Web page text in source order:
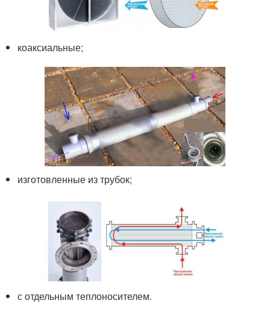
коаксиальные;
изготовленные из трубок;
с отдельным теплоносителем.